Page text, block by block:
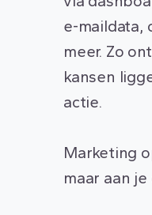
e-maildata,
meer. Zo
kansen
actie.
Marketing
maar aan